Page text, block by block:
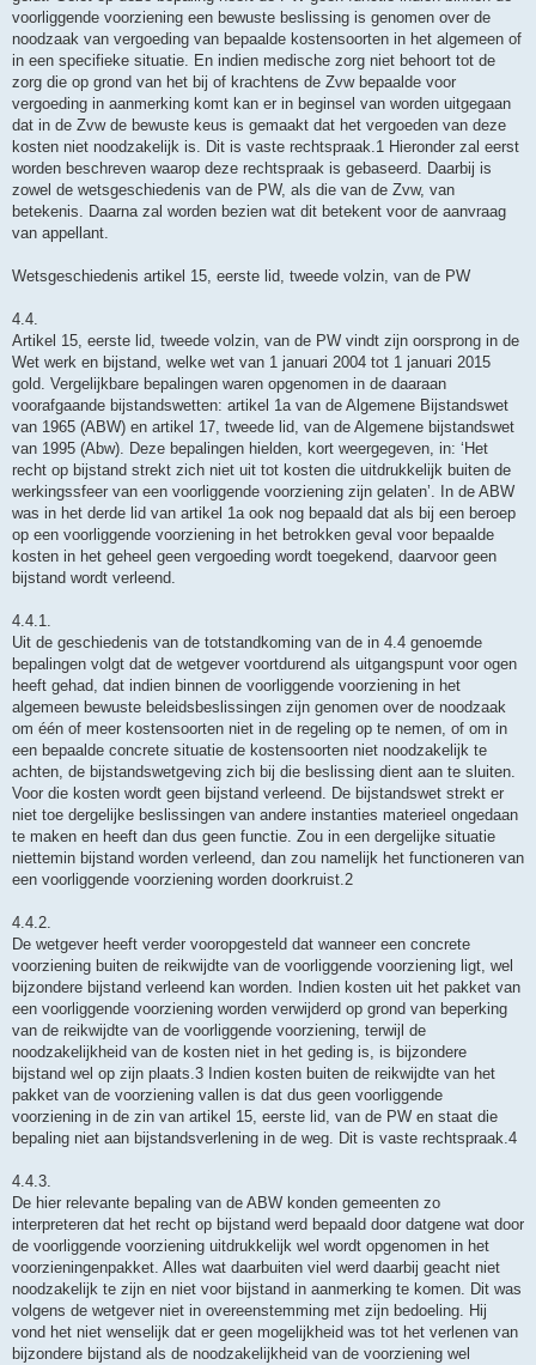
voorliggende voorziening een bewuste beslissing is genomen over de
noodzaak van vergoeding van bepaalde kostensoorten in het algemeen of
in een specifieke situatie. En indien medische zorg niet behoort tot de
zorg die op grond van het bij of krachtens de Zvw bepaalde voor
vergoeding in aanmerking komt kan er in beginsel van worden uitgegaan
dat in de Zvw de bewuste keus is gemaakt dat het vergoeden van deze
kosten niet noodzakelijk is. Dit is vaste rechtspraak.1 Hieronder zal eerst
worden beschreven waarop deze rechtspraak is gebaseerd. Daarbij is
zowel de wetsgeschiedenis van de PW, als die van de Zvw, van
betekenis. Daarna zal worden bezien wat dit betekent voor de aanvraag
van appellant.
Wetsgeschiedenis artikel 15, eerste lid, tweede volzin, van de PW
4.4.
Artikel 15, eerste lid, tweede volzin, van de PW vindt zijn oorsprong in de
Wet werk en bijstand, welke wet van 1 januari 2004 tot 1 januari 2015
gold. Vergelijkbare bepalingen waren opgenomen in de daaraan
voorafgaande bijstandswetten: artikel 1a van de Algemene Bijstandswet
van 1965 (ABW) en artikel 17, tweede lid, van de Algemene bijstandswet
van 1995 (Abw). Deze bepalingen hielden, kort weergegeven, in: ‘Het
recht op bijstand strekt zich niet uit tot kosten die uitdrukkelijk buiten de
werkingssfeer van een voorliggende voorziening zijn gelaten’. In de ABW
was in het derde lid van artikel 1a ook nog bepaald dat als bij een beroep
op een voorliggende voorziening in het betrokken geval voor bepaalde
kosten in het geheel geen vergoeding wordt toegekend, daarvoor geen
bijstand wordt verleend.
4.4.1.
Uit de geschiedenis van de totstandkoming van de in 4.4 genoemde
bepalingen volgt dat de wetgever voortdurend als uitgangspunt voor ogen
heeft gehad, dat indien binnen de voorliggende voorziening in het
algemeen bewuste beleidsbeslissingen zijn genomen over de noodzaak
om één of meer kostensoorten niet in de regeling op te nemen, of om in
een bepaalde concrete situatie de kostensoorten niet noodzakelijk te
achten, de bijstandswetgeving zich bij die beslissing dient aan te sluiten.
Voor die kosten wordt geen bijstand verleend. De bijstandswet strekt er
niet toe dergelijke beslissingen van andere instanties materieel ongedaan
te maken en heeft dan dus geen functie. Zou in een dergelijke situatie
niettemin bijstand worden verleend, dan zou namelijk het functioneren van
een voorliggende voorziening worden doorkruist.2
4.4.2.
De wetgever heeft verder vooropgesteld dat wanneer een concrete
voorziening buiten de reikwijdte van de voorliggende voorziening ligt, wel
bijzondere bijstand verleend kan worden. Indien kosten uit het pakket van
een voorliggende voorziening worden verwijderd op grond van beperking
van de reikwijdte van de voorliggende voorziening, terwijl de
noodzakelijkheid van de kosten niet in het geding is, is bijzondere
bijstand wel op zijn plaats.3 Indien kosten buiten de reikwijdte van het
pakket van de voorziening vallen is dat dus geen voorliggende
voorziening in de zin van artikel 15, eerste lid, van de PW en staat die
bepaling niet aan bijstandsverlening in de weg. Dit is vaste rechtspraak.4
4.4.3.
De hier relevante bepaling van de ABW konden gemeenten zo
interpreteren dat het recht op bijstand werd bepaald door datgene wat door
de voorliggende voorziening uitdrukkelijk wel wordt opgenomen in het
voorzieningenpakket. Alles wat daarbuiten viel werd daarbij geacht niet
noodzakelijk te zijn en niet voor bijstand in aanmerking te komen. Dit was
volgens de wetgever niet in overeenstemming met zijn bedoeling. Hij
vond het niet wenselijk dat er geen mogelijkheid was tot het verlenen van
bijzondere bijstand als de noodzakelijkheid van de voorziening wel